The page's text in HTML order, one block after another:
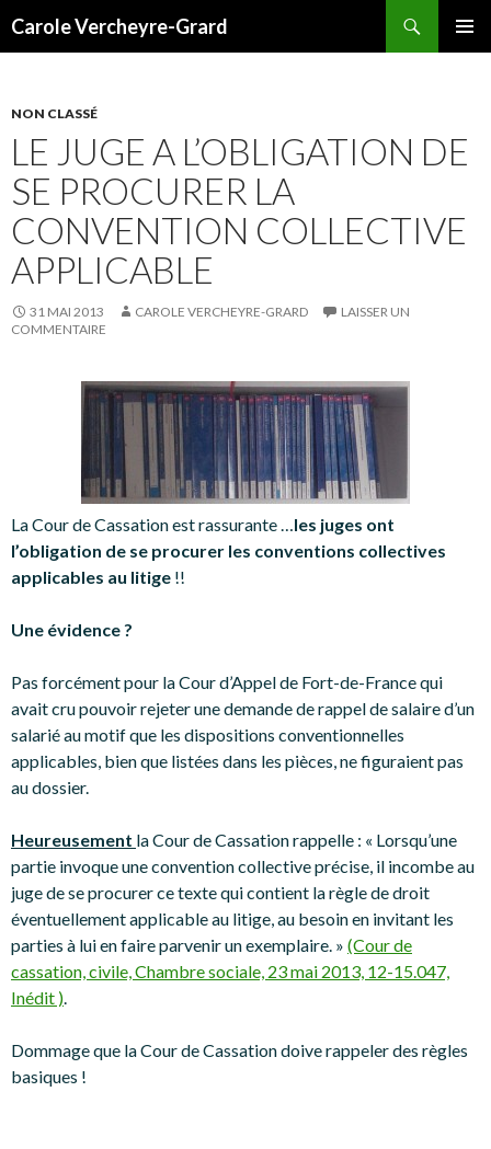
Carole Vercheyre-Grard
NON CLASSÉ
LE JUGE A L’OBLIGATION DE
SE PROCURER LA
CONVENTION COLLECTIVE
APPLICABLE
31 MAI 2013 CAROLE VERCHEYRE-GRARD
LAISSER UN
COMMENTAIRE
La Cour de Cassation est rassurante …les juges ont
l’obligation de se procurer les conventions collectives
applicables au litige !!
Une évidence ?
Pas forcément pour la Cour d’Appel de Fort-de-France qui
avait cru pouvoir rejeter une demande de rappel de salaire d’un
salarié au motif que les dispositions conventionnelles
applicables, bien que listées dans les pièces, ne figuraient pas
au dossier.
Heureusement la Cour de Cassation rappelle : « Lorsqu’une
partie invoque une convention collective précise, il incombe au
juge de se procurer ce texte qui contient la règle de droit
éventuellement applicable au litige, au besoin en invitant les
parties à lui en faire parvenir un exemplaire. » (Cour de
cassation, civile, Chambre sociale, 23 mai 2013, 12-15.047,
Inédit ).
Dommage que la Cour de Cassation doive rappeler des règles
basiques !